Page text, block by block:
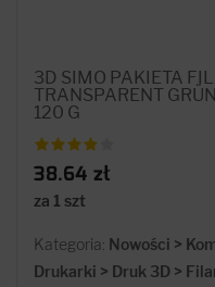
3D SIMO PAKIETA
TRANSPARENT
120 G
38.64 zł
za 1 szt
Kategoria: Nowości >
Drukarki > Druk 3D >